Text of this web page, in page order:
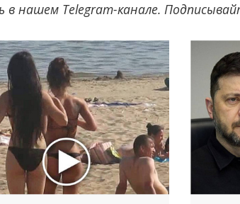
нашем Telegram-канале.